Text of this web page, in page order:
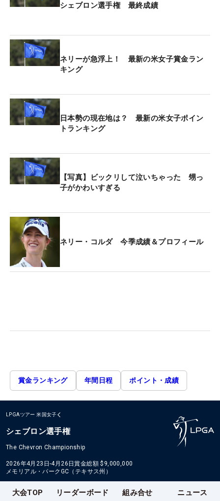
シェブロン選手権 最終成績
ネリーが急浮上！ 最新の米女子賞金ラン
キング
日本勢の現在地は？ 最新の米女子ポイン
トランキング
【写真】ビックリして泣いちゃった 甥っ
子がかわいすぎる
ネリー・コルダ 今季成績＆プロフィール
賞金ランキング 年間日程 ポイント・成績
LPGAツアー 米国女子
シェブロン選手権
The Chevron Championship
2026年4月23日-4月26日賞金総額 $9,000,000
メモリアル・パークGC（テキサス州）
大会TOP リーダーボード 組み合せ ニュース